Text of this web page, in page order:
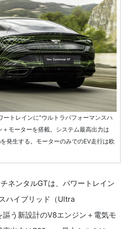
トレインに“ウルトラパフォーマンスハ
モーターを搭載。システム最高出力は
発生する。モーターのみでのEV走行は欧
ネンタルGTは、パワートレイン
ハイブリッド（Ultra
う新設計のV8エンジン＋電気モ